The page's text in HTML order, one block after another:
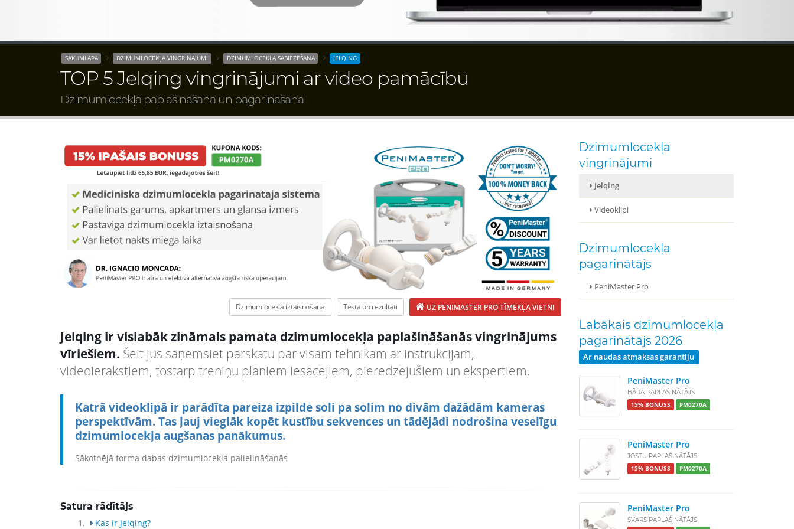
SĀKUMLAPA DZIMUMLOCEKĻA VINGRINĀJUMI DZIMUMLOCEKĻA SABIEZĒŠANA JELQING
TOP 5 Jelqing vingrinājumi ar video pamācību
Dzimumlocekļa paplašināšana un pagarināšana
Dzimumlocekļa iztaisnošana Testa un rezultāti UZ PENIMASTER PRO TĪMEKĻA VIETNI
Jelqing ir vislabāk zināmais pamata dzimumlocekļa paplašināšanās vingrinājums
vīriešiem. Šeit jūs saņemsiet pārskatu par visām tehnikām ar instrukcijām,
videoierakstiem, tostarp treniņu plāniem iesācējiem, pieredzējušiem un ekspertiem.
Katrā videoklipā ir parādīta pareiza izpilde soli pa solim no divām dažādām kameras
perspektīvām. Tas ļauj vieglāk kopēt kustību sekvences un tādējādi nodrošina veselīgu
dzimumlocekļa augšanas panākumus.
Sākotnējā forma dabas dzimumlocekļa palielināšanās
Satura rādītājs
1.
Kas ir Jelqing?
Dzimumlocekļa
vingrinājumi
Jelqing
Videoklipi
Dzimumlocekļa
pagarinātājs
PeniMaster Pro
Labākais dzimumlocekļa
pagarinātājs 2026
Ar naudas atmaksas garantiju
PeniMaster Pro
BĀRA PAPLAŠINĀTĀJS
15% BONUSS PM0270A
PeniMaster Pro
JOSTU PAPLAŠINĀTĀJS
15% BONUSS PM0270A
PeniMaster Pro
SVARS PAPLAŠINĀTĀJS